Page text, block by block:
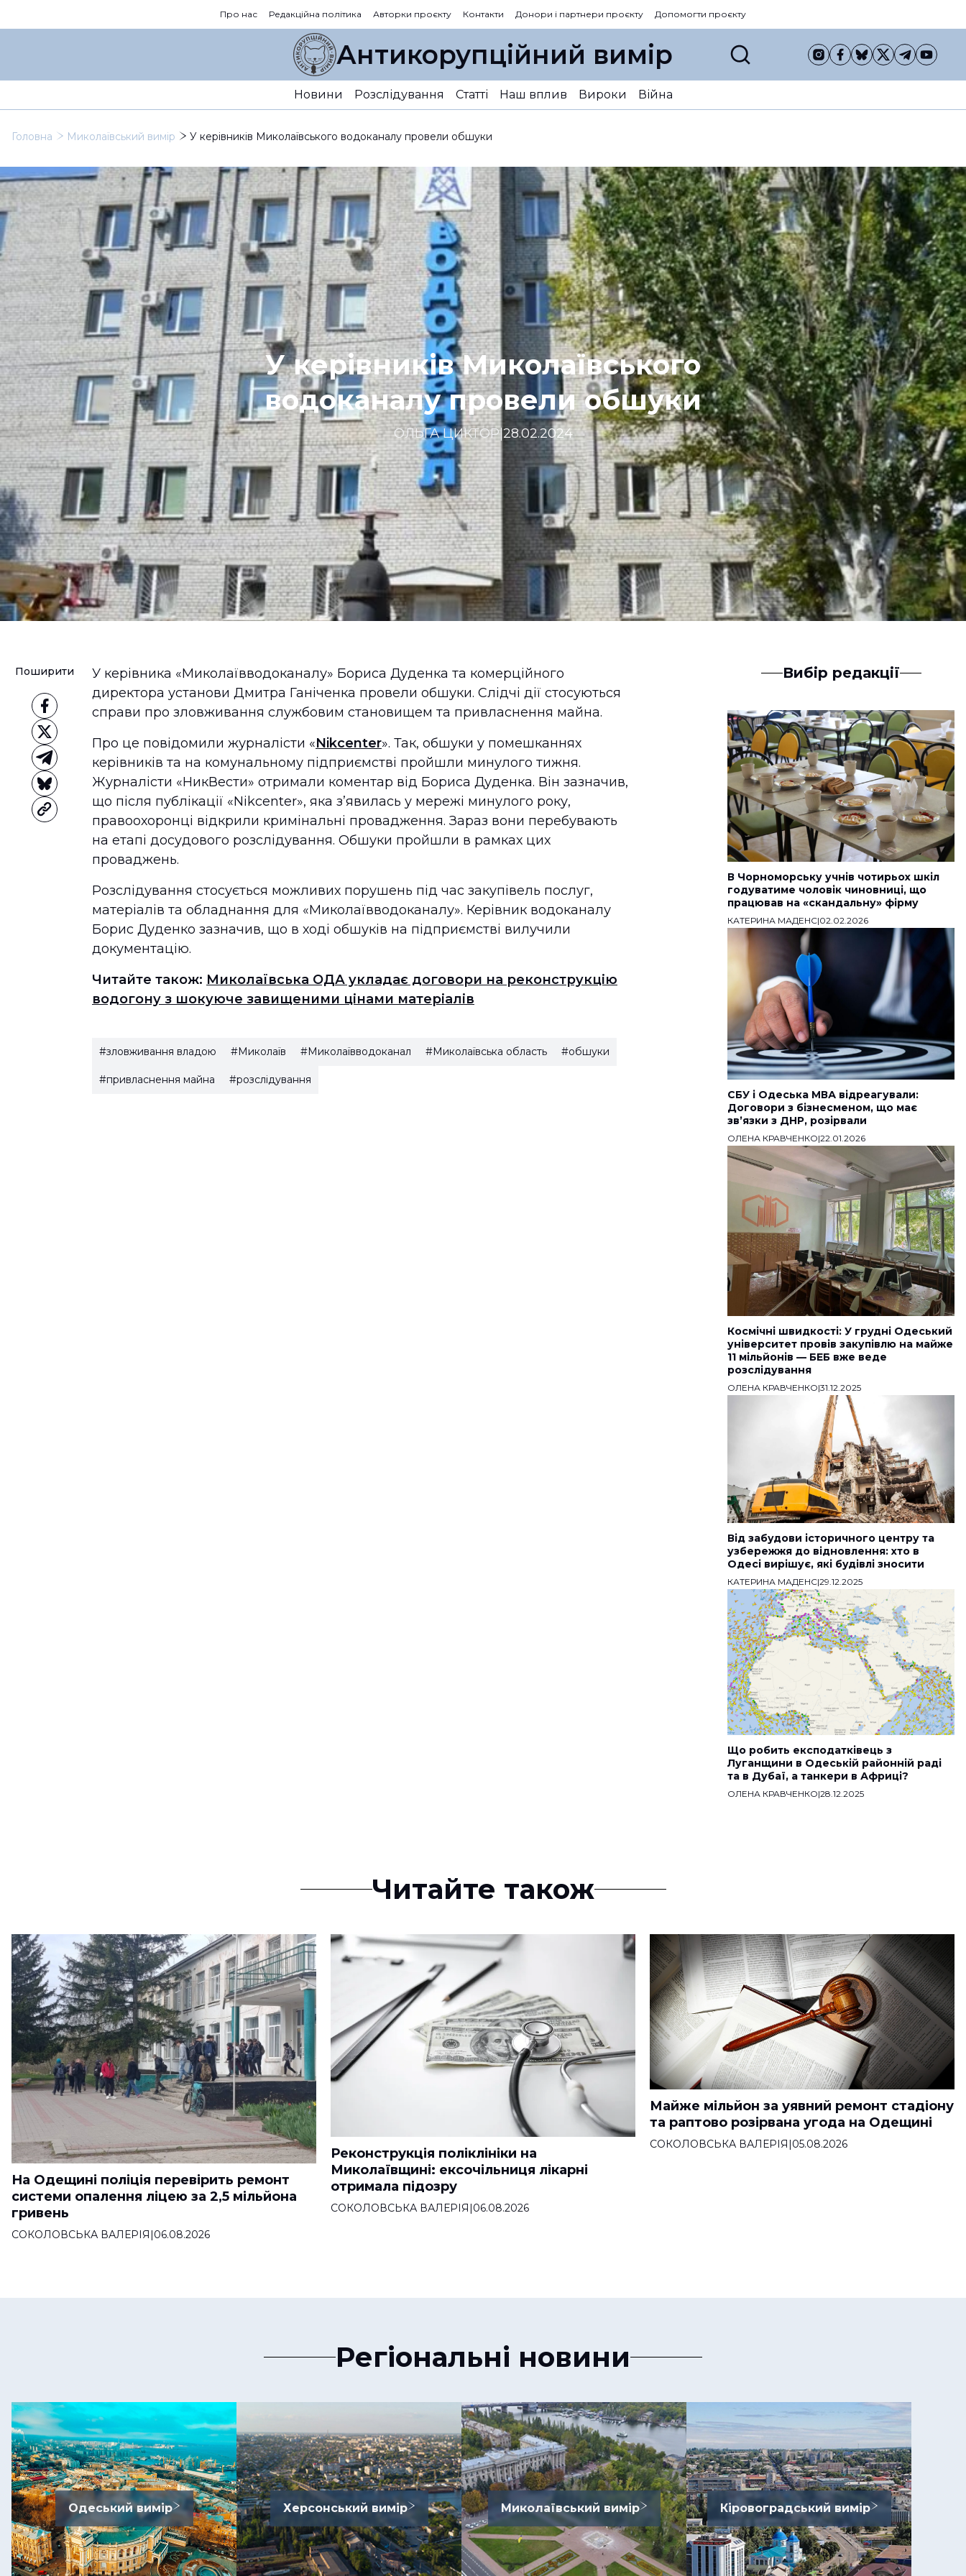
Про нас Редакційна політика Авторки проєкту Контакти Донори і партнери проєкту Допомогти проєкту
Антикорупційний вимір
Новини Розслідування Статті Наш вплив Вироки Війна
Головна Миколаївський вимір У керівників Миколаївського водоканалу провели обшуки
У керівників Миколаївського
водоканалу провели обшуки
ОЛЬГА ЦИКТОР|28.02.2024
Поширити
У керівника «Миколаївводоканалу» Бориса Дуденка та комерційного
директора установи Дмитра Ганіченка провели обшуки. Слідчі дії стосуються
справи про зловживання службовим становищем та привласнення майна.
Про це повідомили журналісти «Nikcenter». Так, обшуки у помешканнях
керівників та на комунальному підприємстві пройшли минулого тижня.
Журналісти «НикВести» отримали коментар від Бориса Дуденка. Він зазначив,
що після публікації «Nikcenter», яка з’явилась у мережі минулого року,
правоохоронці відкрили кримінальні провадження. Зараз вони перебувають
на етапі досудового розслідування. Обшуки пройшли в рамках цих
проваджень.
Розслідування стосується можливих порушень під час закупівель послуг,
матеріалів та обладнання для «Миколаївводоканалу». Керівник водоканалу
Борис Дуденко зазначив, що в ході обшуків на підприємстві вилучили
документацію.
Читайте також: Миколаївська ОДА укладає договори на реконструкцію
водогону з шокуюче завищеними цінами матеріалів
#зловживання владою #Миколаїв #Миколаївводоканал #Миколаївська область #обшуки
#привласнення майна #розслідування
Вибір редакції
В Чорноморську учнів чотирьох шкіл
годуватиме чоловік чиновниці, що
працював на «скандальну» фірму
КАТЕРИНА МАДЕНС|02.02.2026
СБУ і Одеська МВА відреагували:
Договори з бізнесменом, що має
звʼязки з ДНР, розірвали
ОЛЕНА КРАВЧЕНКО|22.01.2026
Космічні швидкості: У грудні Одеський
університет провів закупівлю на майже
11 мільйонів — БЕБ вже веде
розслідування
ОЛЕНА КРАВЧЕНКО|31.12.2025
Від забудови історичного центру та
узбережжя до відновлення: хто в
Одесі вирішує, які будівлі зносити
КАТЕРИНА МАДЕНС|29.12.2025
Що робить експодатківець з
Луганщини в Одеській районній раді
та в Дубаї, а танкери в Африці?
ОЛЕНА КРАВЧЕНКО|28.12.2025
Читайте також
На Одещині поліція перевірить ремонт
системи опалення ліцею за 2,5 мільйона
гривень
СОКОЛОВСЬКА ВАЛЕРІЯ|06.08.2026
Реконструкція поліклініки на
Миколаївщині: ексочільниця лікарні
отримала підозру
СОКОЛОВСЬКА ВАЛЕРІЯ|06.08.2026
Майже мільйон за уявний ремонт стадіону
та раптово розірвана угода на Одещині
СОКОЛОВСЬКА ВАЛЕРІЯ|05.08.2026
Регіональні новини
Одеський вимір Херсонський вимір Миколаївський вимір Кіровоградський вимір